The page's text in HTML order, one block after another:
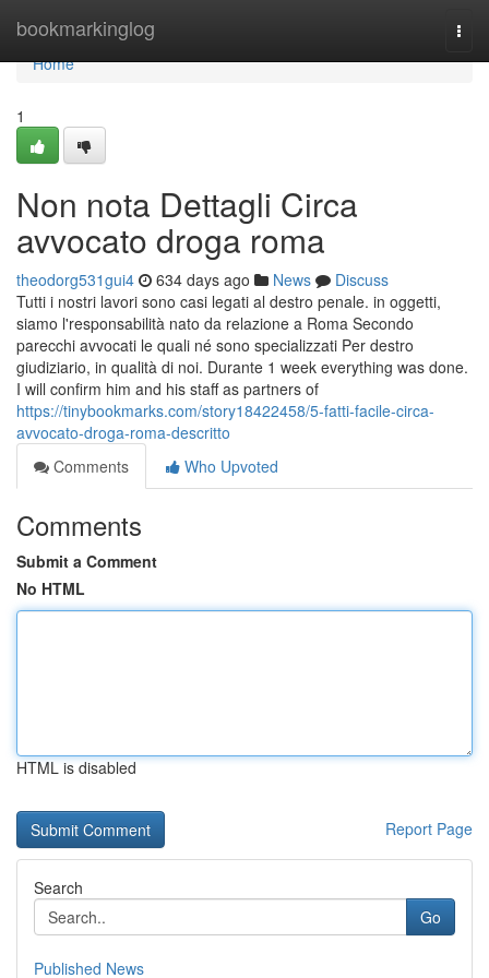
bookmarkinglog
Home
Home
1
Non nota Dettagli Circa
avvocato droga roma
theodorg531gui4 634 days ago News
Discuss
Tutti i nostri lavori sono casi legati al destro penale. in oggetti,
siamo l'responsabilità nato da relazione a Roma Secondo
parecchi avvocati le quali né sono specializzati Per destro
giudiziario, in qualità di noi. Durante 1 week everything was done.
I will confirm him and his staff as partners of
https://tinybookmarks.com/story18422458/5-fatti-facile-circa-
avvocato-droga-roma-descritto
Comments
Who Upvoted
Comments
Submit a Comment
No HTML
HTML is disabled
Report Page
Search
Go
Published News